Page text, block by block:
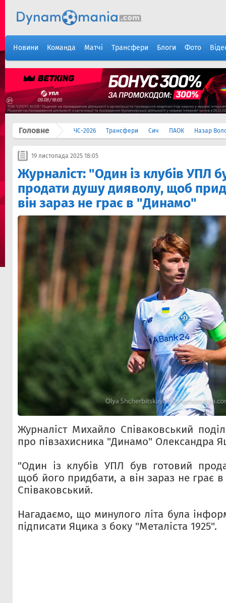
Новини Команда Матчі Трансфери Блоги Фото
Головне ЧС-2026 Трансфери Сич ПАОК Назар
19 листопада 2025 18:05
Журналіст: "Один із клубів УПЛ
продати душу дияволу, щоб
він зараз не грає в "Динамо"
Журналіст Михайло Співаковський
про півзахисника "Динамо" Олександра
"Один із клубів УПЛ був готовий
щоб його придбати, а він зараз не грає
Співаковський.
Нагадаємо, що минулого літа була
підписати Яцика з боку "Металіста 1925".